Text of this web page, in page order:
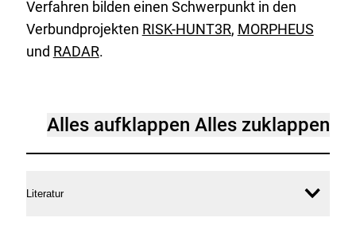
i
p
4
Verfahren bilden einen Schwerpunkt in den
Verbundprojekten RISK-HUNT3R, MORPHEUS
und RADAR.
Literatur
Alles aufklappenAlles zuklappen
Literatur